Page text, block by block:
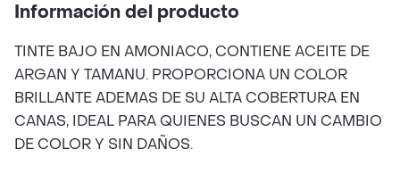
Información del producto
TINTE BAJO EN AMONIACO, CONTIENE ACEITE DE
ARGAN Y TAMANU. PROPORCIONA UN COLOR
BRILLANTE ADEMAS DE SU ALTA COBERTURA EN
CANAS, IDEAL PARA QUIENES BUSCAN UN CAMBIO
DE COLOR Y SIN DAÑOS.